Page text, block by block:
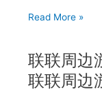
联
边
游
怎
石
周
末
游
Read More »
联联周边
联联周边